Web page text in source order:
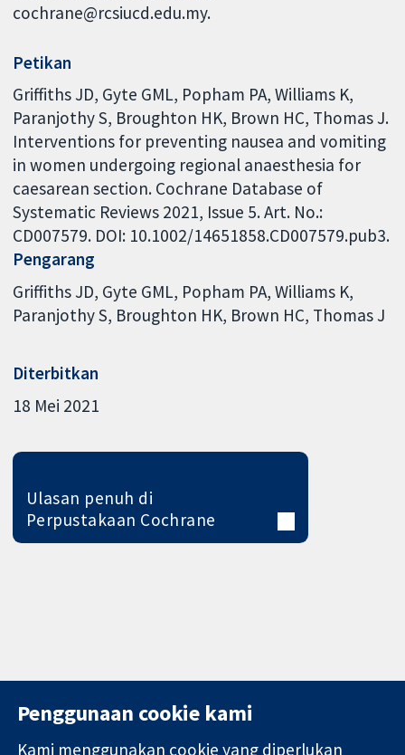
cochrane@rcsiucd.edu.my.
Petikan
Griffiths JD, Gyte GML, Popham PA, Williams K,
Paranjothy S, Broughton HK, Brown HC, Thomas J.
Interventions for preventing nausea and vomiting
in women undergoing regional anaesthesia for
caesarean section. Cochrane Database of
Systematic Reviews 2021, Issue 5. Art. No.:
CD007579. DOI: 10.1002/14651858.CD007579.pub3.
Pengarang
Griffiths JD Gyte GML Popham PA Williams K
Paranjothy S Broughton HK Brown HC Thomas J
Diterbitkan
18 Mei 2021
Ulasan penuh di
Perpustakaan Cochrane
Penggunaan cookie kami
Kami menggunakan cookie yang diperlukan